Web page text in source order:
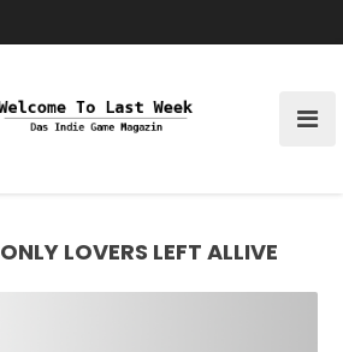
ONLY LOVERS LEFT ALLIVE